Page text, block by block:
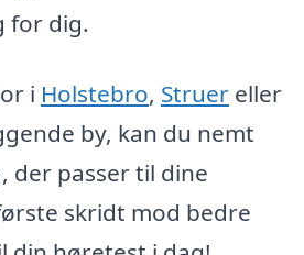
for dig.
i Holstebro, Struer eller
by, kan du nemt
der passer til dine
skridt mod bedre